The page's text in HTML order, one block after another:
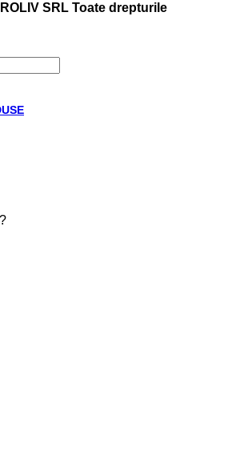
SRL Toate drepturile